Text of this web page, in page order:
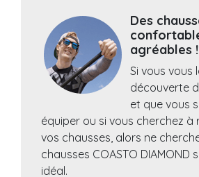
Des
agréables !
Si vous vous
découverte
et que vous
équiper ou si vous cherchez à
vos chausses, alors ne
chausses COASTO DIAMOND
idéal.